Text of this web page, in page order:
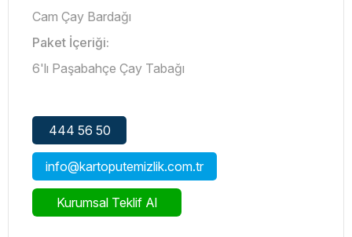
Cam Çay Bardağı
Paket İçeriği:
6'lı Paşabahçe Çay Tabağı
444 56 50
info@kartoputemizlik.com.tr
Kurumsal Teklif Al